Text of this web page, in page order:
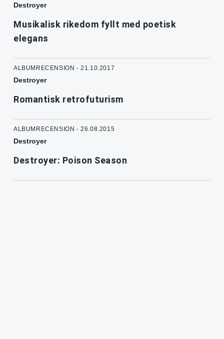
Destroyer
Musikalisk rikedom fyllt med poetisk
elegans
ALBUMRECENSION - 21.10.2017
Destroyer
Romantisk retrofuturism
ALBUMRECENSION - 26.08.2015
Destroyer
Destroyer: Poison Season